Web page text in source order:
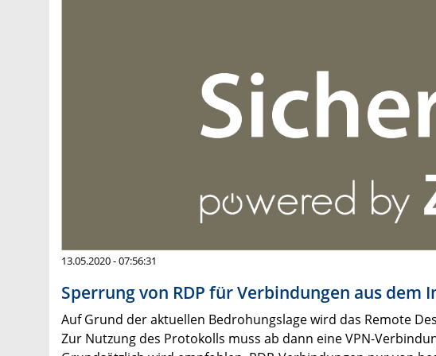
13.05.2020 - 07:56:31
Sperrung von RDP für Verbindungen aus dem
Auf Grund der aktuellen Bedrohungslage wird das Remote
Zur Nutzung des Protokolls muss ab dann eine VPN-